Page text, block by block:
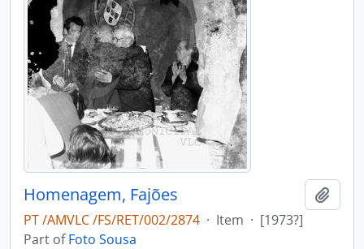
Homenagem, Fajões
PT /AMVLC /FS/RET/002/2874 · Item · [1973?]
Part ofFoto Sousa